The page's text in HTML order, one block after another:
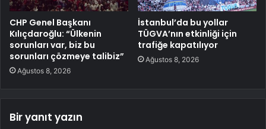
CHP Genel Başkanı
Kılıçdaroğlu: “Ülkenin
sorunları var, biz bu
sorunları çözmeye talibiz”
Ağustos 8, 2026
İstanbul’da bu yollar
TÜGVA’nın etkinliği için
trafiğe kapatılıyor
Ağustos 8, 2026
Bir yanıt yazın